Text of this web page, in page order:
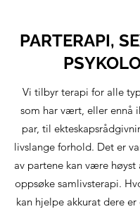
PARTERAPI,
Vi tilbyr terapi for alle
som har vært, eller ennå
par, til
livslange forhold. Det er
av partene kan være
oppsøke samlivsterapi.
kan hjelpe akkurat dere